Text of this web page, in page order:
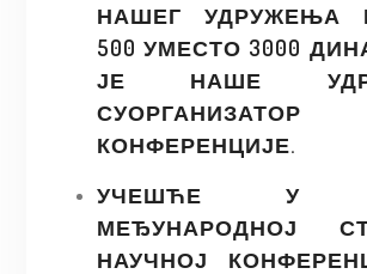
НАШЕГ УДРУЖЕЊА
500 УМЕСТО 3000
ЈЕ НАШЕ
СУОРГАНИЗАТОР
КОНФЕРЕНЦИЈЕ.
УЧЕШЋЕ У
МЕЂУНАРОДНОЈ
НАУЧНОЈ